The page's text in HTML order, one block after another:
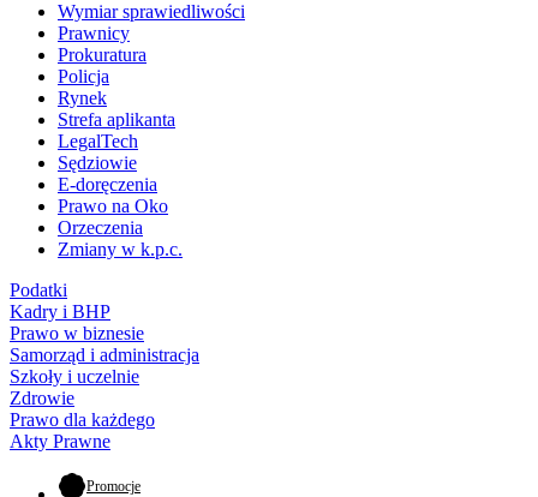
Wymiar sprawiedliwości
Prawnicy
Prokuratura
Policja
Rynek
Strefa aplikanta
LegalTech
Sędziowie
E-doręczenia
Prawo na Oko
Orzeczenia
Zmiany w k.p.c.
Podatki
Kadry i BHP
Prawo w biznesie
Samorząd i administracja
Szkoły i uczelnie
Zdrowie
Prawo dla każdego
Akty Prawne
Promocje- otwiera się w nowej karcie